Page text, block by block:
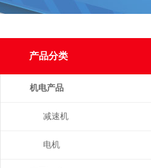
产品分类
机电产品
减速机
电机